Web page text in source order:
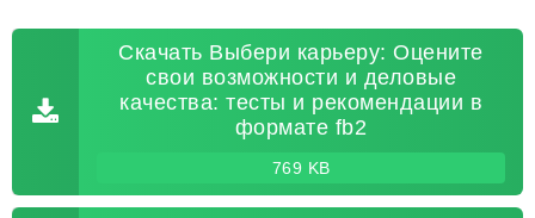
Скачать Выбери карьеру: Оцените
свои возможности и деловые
качества: тесты и рекомендации в
формате fb2
769 KB